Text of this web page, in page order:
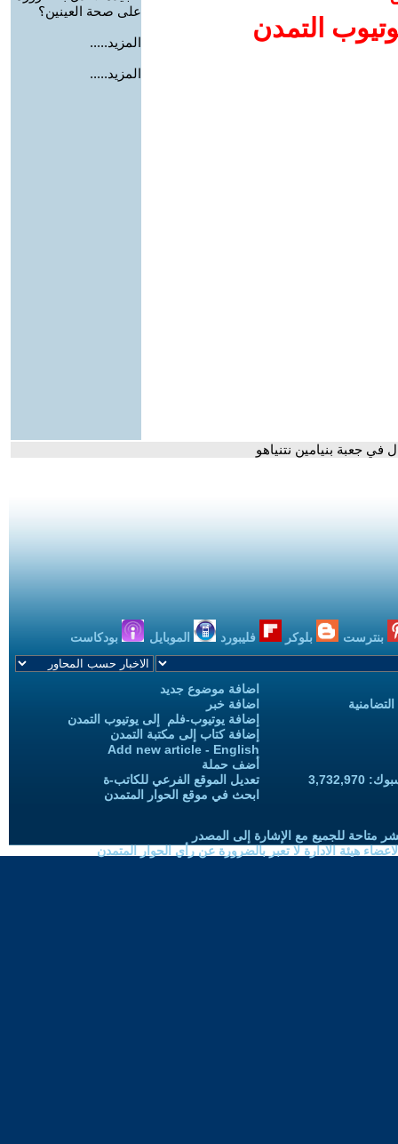
التمدن
على صحة العينين؟
المزيد.....
المزيد.....
جعبة بنيامين نتنياهو
بنترست بلوكر فليبورد الموبايل بودكاست
اضافة موضوع جديد
اضافة خبر
إضافة يوتيوب-فلم إلى يوتيوب التمدن
إضافة كتاب إلى مكتبة التمدن
Add new article - English
أضف حملة
تعديل الموقع الفرعي للكاتب-ة
ابحث في موقع الحوار المتمدن
متاحة للجميع مع الإشارة إلى المصدر
هيئة الادارة لا تعبر بالضرورة عن رأي الحوار المتمدن